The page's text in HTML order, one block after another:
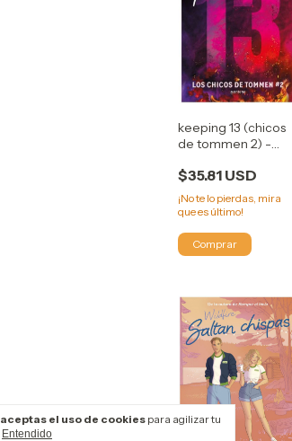
aceptas el uso de cookies para agilizar tu
Entendido
keeping 13 (chicos
de tommen 2) -
$35.81 USD
¡No te lo pierdas, mira
que es último!